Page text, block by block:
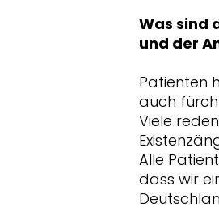
Was sind
und der
Patienten
auch
Viele
Alle
dass wir